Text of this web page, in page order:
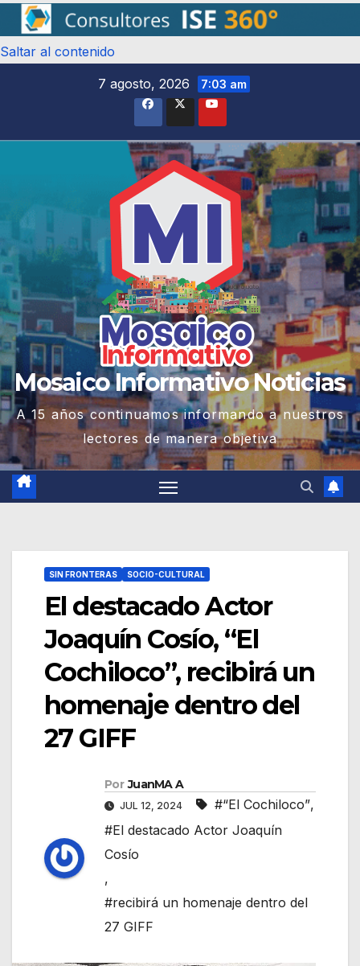
Saltar al contenido
7 agosto, 2026
7:03 am
Mosaico Informativo Noticias
A 15 años continuamos informando a nuestros
lectores de manera objetiva
SIN FRONTERAS SOCIO-CULTURAL
El destacado Actor
Joaquín Cosío, “El
Cochiloco”, recibirá un
homenaje dentro del
27 GIFF
Por JuanMA A
JUL 12, 2024 #“El Cochiloco”,
#El destacado Actor Joaquín
Cosío
,
#recibirá un homenaje dentro del
27 GIFF